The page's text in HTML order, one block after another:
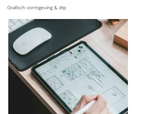
Grafisch vormgeving & dtp